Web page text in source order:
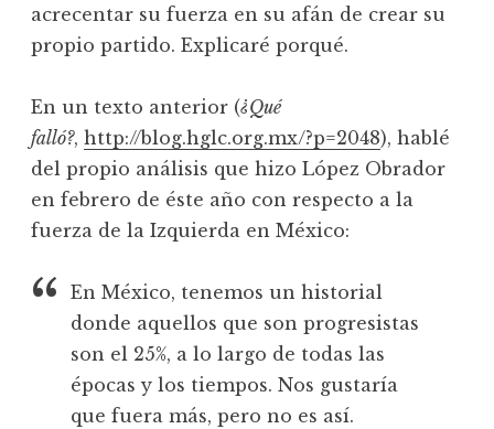
acrecentar su fuerza en su afán de crear su
propio partido. Explicaré porqué.
En un texto anterior (¿Qué
falló?, http://blog.hglc.org.mx/?p=2048), hablé
del propio análisis que hizo López Obrador
en febrero de éste año con respecto a la
fuerza de la Izquierda en México:
En México, tenemos un historial
donde aquellos que son progresistas
son el 25%, a lo largo de todas las
épocas y los tiempos. Nos gustaría
que fuera más, pero no es así.